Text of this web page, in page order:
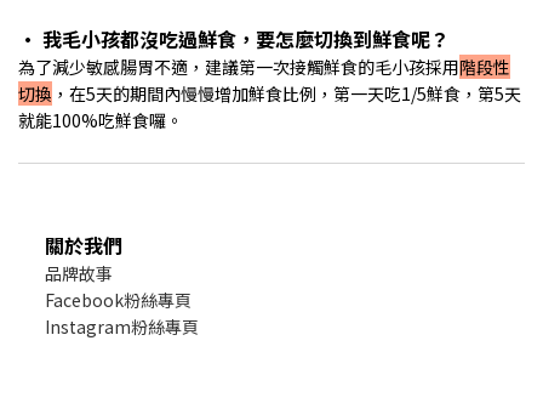
• 我毛小孩都沒吃過鮮食，要怎麼切換到鮮食呢？
為了減少敏感腸胃不適，建議第一次接觸鮮食的毛小孩採用階段性
切換 ，在5天的期間內慢慢增加鮮食比例，第一天吃1/5鮮食，第5天
就能100%吃鮮食囉。
關於我們
品牌故事
Facebook粉絲專頁
Instagram粉絲專頁